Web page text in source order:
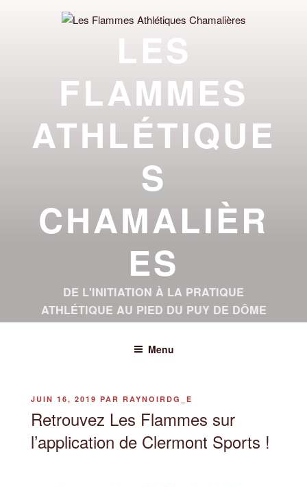
LES
FLAMMES
ATHLÉTIQUE
S
CHAMALIÈR
ES
DE L'INITIATION À LA PRATIQUE
ATHLÉTIQUE AU PIED DU PUY DE DÔME
Menu
PUBLIÉ
JUIN 16, 2019 PAR RAYNOIRDG_E
Retrouvez Les Flammes sur
l’application de Clermont Sports !